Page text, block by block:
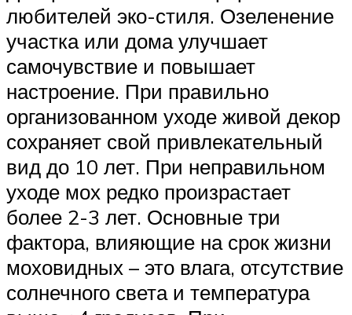
любителей эко-стиля. Озеленение
участка или дома улучшает
самочувствие и повышает
настроение. При правильно
организованном уходе живой декор
сохраняет свой привлекательный
вид до 10 лет. При неправильном
уходе мох редко произрастает
более 2-3 лет. Основные три
фактора, влияющие на срок жизни
моховидных – это влага, отсутствие
солнечного света и температура